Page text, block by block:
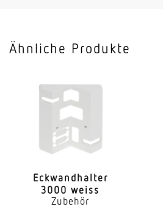
Ähnliche Produkte
Eckwand­halter
3000 weiss
Zubehör